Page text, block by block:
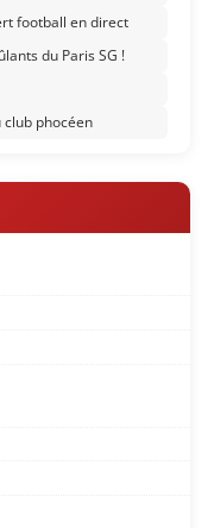
football en direct
du Paris SG !
phocéen